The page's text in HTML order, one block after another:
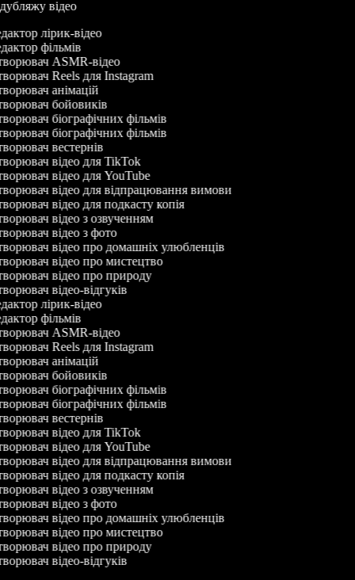
дубляжу відео
лірик-відео
фільмів
ASMR-відео
Reels для Instagram
анімацій
бойовиків
біографічних фільмів
біографічних фільмів
вестернів
відео для TikTok
відео для YouTube
відео для відпрацювання вимови
відео для подкасту копія
відео з озвученням
відео з фото
відео про домашніх улюбленців
відео про мистецтво
відео про природу
відео-відгуків
лірик-відео
фільмів
ASMR-відео
Reels для Instagram
анімацій
бойовиків
біографічних фільмів
біографічних фільмів
вестернів
відео для TikTok
відео для YouTube
відео для відпрацювання вимови
відео для подкасту копія
відео з озвученням
відео з фото
відео про домашніх улюбленців
відео про мистецтво
відео про природу
відео-відгуків